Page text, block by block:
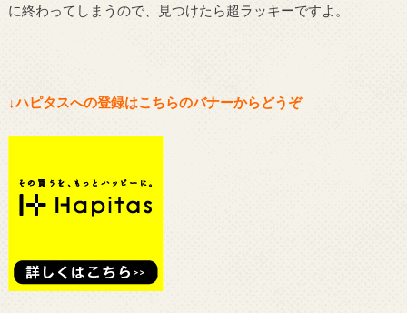
に終わってしまうので、見つけたら超ラッキーですよ。
↓ハピタスへの登録はこちらのバナーからどうぞ